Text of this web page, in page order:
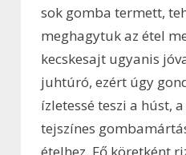
sok gomba termett,
meghagytuk az étel
kecskesajt ugyanis
juhtúró, ezért úgy
ízletessé teszi a húst,
tejszínes